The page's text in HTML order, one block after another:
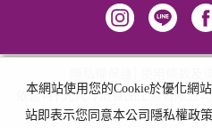
依蕾特│光代冷藏食品工業有限公
0800-
本網站使用您的Cookie於優化網
站即表示您同意本公司隱私權政